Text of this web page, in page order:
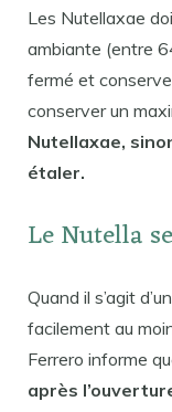
Les Nutellaxae
ambiante (entre
fermé et
conserver un
Nutellaxae,
étaler.
Le Nutella
Quand il s’agit
facilement au
Ferrero informe
après